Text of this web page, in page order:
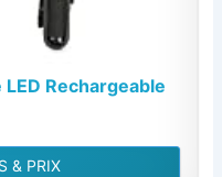
Rechargeable
& PRIX